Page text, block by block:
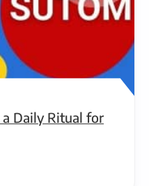
a Daily Ritual for